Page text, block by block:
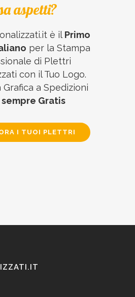
aspetti?
è il Primo
per la Stampa
di Plettri
con il Tuo Logo.
Grafica a Spedizioni
sempre Gratis
I TUOI PLETTRI